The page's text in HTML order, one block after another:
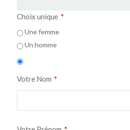
Choix unique *
Une femme
Un homme
Votre Nom *